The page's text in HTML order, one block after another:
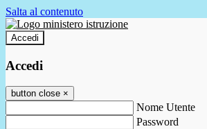
Salta al contenuto
Accedi
Accedi
button close ×
Nome Utente
Password